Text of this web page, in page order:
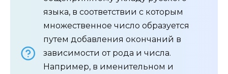
языка, в соответствии с которым
множественное число образуется
путем добавления окончаний в
зависимости от рода и числа.
Например, в именительном и